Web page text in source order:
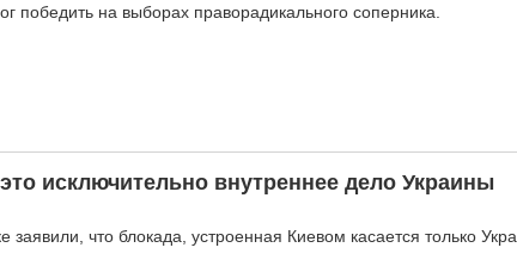
победить на выборах праворадикального соперника.
исключительно внутреннее дело Украины
что блокада, устроенная Киевом касается только